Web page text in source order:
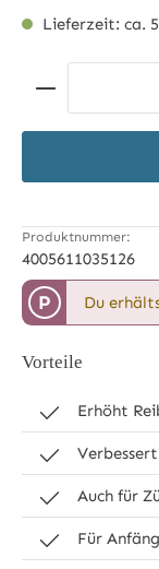
Lieferzeit: ca.
Produkt
Produktnummer:
4005611035126
P Du
Vorteile
Erhöht
Auch für
Für